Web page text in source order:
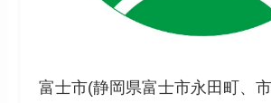
富士市(静岡県富士市永田町、